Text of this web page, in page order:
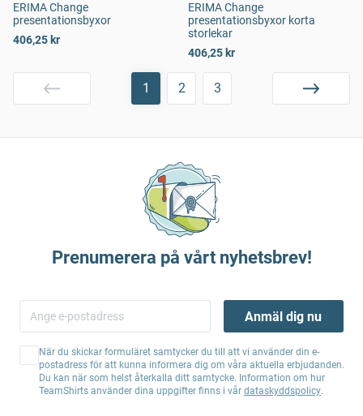
ERIMA Change
presentationsbyxor
406,25 kr
ERIMA Change
presentationsbyxor korta
storlekar
406,25 kr
1 2 3
Prenumerera på vårt nyhetsbrev!
Anmäl dig nu
När du skickar formuläret samtycker du till att vi använder din e-
postadress för att kunna informera dig om våra aktuella erbjudanden.
Du kan när som helst återkalla ditt samtycke. Information om hur
TeamShirts använder dina uppgifter finns i vår dataskyddspolicy.